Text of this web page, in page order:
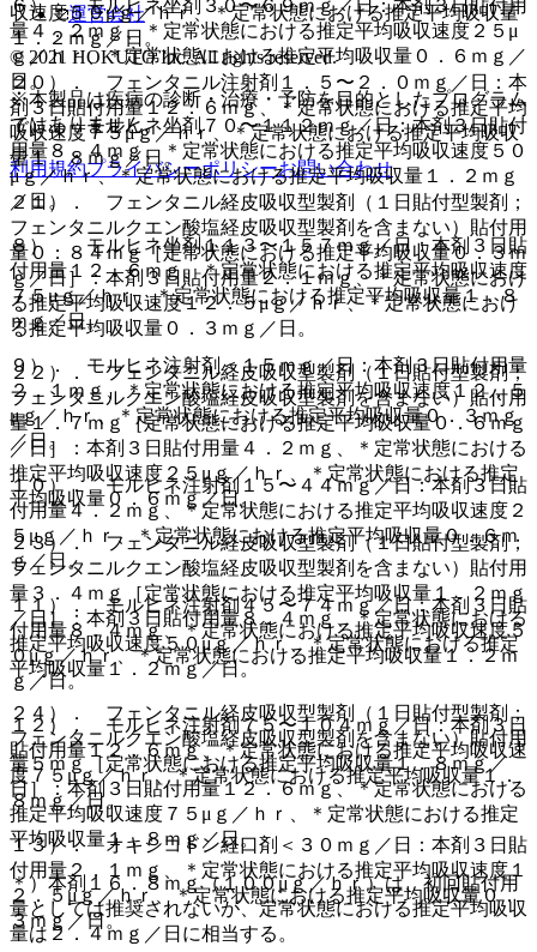
収速度５０μｇ／ｈｒ、＊定常状態における推定平均吸収量
１．２ｍｇ／日。
２０）． フェンタニル注射剤１．５〜２．０ｍｇ／日：本
剤３日貼付用量１２．６ｍｇ、＊定常状態における推定平均
吸収速度７５μｇ／ｈｒ、＊定常状態における推定平均吸収
量１．８ｍｇ／日。
２１）． フェンタニル経皮吸収型製剤（１日貼付型製剤；
フェンタニルクエン酸塩経皮吸収型製剤を含まない）貼付用
量０．８４ｍｇ［定常状態における推定平均吸収量０．３ｍ
ｇ／日］：本剤３日貼付用量２．１ｍｇ、＊定常状態におけ
る推定平均吸収速度１２．５μｇ／ｈｒ、＊定常状態におけ
る推定平均吸収量０．３ｍｇ／日。
２２）． フェンタニル経皮吸収型製剤（１日貼付型製剤；
フェンタニルクエン酸塩経皮吸収型製剤を含まない）貼付用
量１．７ｍｇ［定常状態における推定平均吸収量０．６ｍｇ
／日］：本剤３日貼付用量４．２ｍｇ、＊定常状態における
推定平均吸収速度２５μｇ／ｈｒ、＊定常状態における推定
平均吸収量０．６ｍｇ／日。
２３）． フェンタニル経皮吸収型製剤（１日貼付型製剤；
フェンタニルクエン酸塩経皮吸収型製剤を含まない）貼付用
量３．４ｍｇ［定常状態における推定平均吸収量１．２ｍｇ
／日］：本剤３日貼付用量８．４ｍｇ、＊定常状態における
推定平均吸収速度５０μｇ／ｈｒ、＊定常状態における推定
平均吸収量１．２ｍｇ／日。
２４）． フェンタニル経皮吸収型製剤（１日貼付型製剤；
フェンタニルクエン酸塩経皮吸収型製剤を含まない）貼付用
量５ｍｇ［定常状態における推定平均吸収量１．８ｍｇ／
日］：本剤３日貼付用量１２．６ｍｇ、＊定常状態における
推定平均吸収速度７５μｇ／ｈｒ、＊定常状態における推定
平均吸収量１．８ｍｇ／日。
＊）本剤１６．８ｍｇ（１００μｇ／ｈｒ）は、初回貼付用
量としては推奨されないが、定常状態における推定平均吸収
量は２．４ｍｇ／日に相当する。
６）． モルヒネ坐剤３０〜６９ｍｇ／日：本剤３日貼付用
量４．２ｍｇ、＊定常状態における推定平均吸収速度２５μ
ｇ／ｈｒ、＊定常状態における推定平均吸収量０．６ｍｇ／
日。
７）． モルヒネ坐剤７０〜１１２ｍｇ／日：本剤３日貼付
用量８．４ｍｇ、＊定常状態における推定平均吸収速度５０
μｇ／ｈｒ、＊定常状態における推定平均吸収量１．２ｍｇ
／日。
８）． モルヒネ坐剤１１３〜１５７ｍｇ／日：本剤３日貼
付用量１２．６ｍｇ、＊定常状態における推定平均吸収速度
７５μｇ／ｈｒ、＊定常状態における推定平均吸収量１．８
ｍｇ／日。
９）． モルヒネ注射剤＜１５ｍｇ／日：本剤３日貼付用量
２．１ｍｇ、＊定常状態における推定平均吸収速度１２．５
μｇ／ｈｒ、＊定常状態における推定平均吸収量０．３ｍｇ
／日。
１０）． モルヒネ注射剤１５〜４４ｍｇ／日：本剤３日貼
付用量４．２ｍｇ、＊定常状態における推定平均吸収速度２
５μｇ／ｈｒ、＊定常状態における推定平均吸収量０．６ｍ
ｇ／日。
１１）． モルヒネ注射剤４５〜７４ｍｇ／日：本剤３日貼
付用量８．４ｍｇ、＊定常状態における推定平均吸収速度５
０μｇ／ｈｒ、＊定常状態における推定平均吸収量１．２ｍ
ｇ／日。
１２）． モルヒネ注射剤７５〜１０４ｍｇ／日：本剤３日
貼付用量１２．６ｍｇ、＊定常状態における推定平均吸収速
度７５μｇ／ｈｒ、＊定常状態における推定平均吸収量１．
８ｍｇ／日。
１３）． オキシコドン経口剤＜３０ｍｇ／日：本剤３日貼
付用量２．１ｍｇ、＊定常状態における推定平均吸収速度１
２．５μｇ／ｈｒ、＊定常状態における推定平均吸収量０．
３ｍｇ／日。
運営会社
© 2021 HOKUTO Inc. All rights reserved.
※本製品は疾病の診断・治療・予防を目的としたプログラム
ではありません。
利用規約プライバシーポリシーお問い合わせ